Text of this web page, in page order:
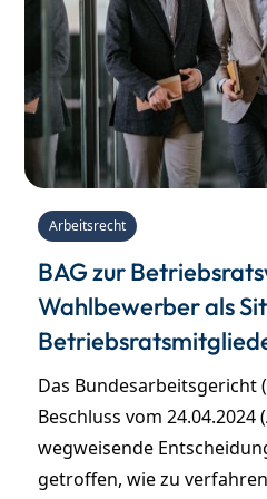
Arbeitsrecht
BAG zur
Wahlbewerber als
Das Bundesarbeitsgericht
Beschluss vom 24.04.2024
wegweisende
getroffen, wie zu